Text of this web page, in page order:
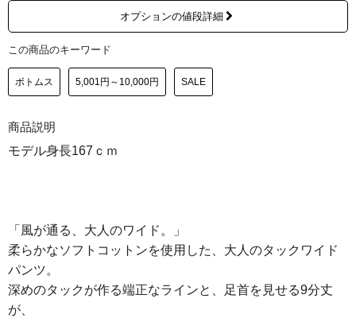
オプションの値段詳細
この商品のキーワード
ボトムス 5,001円～10,000円 SALE
商品説明
モデル身長167ｃｍ
「風が通る、大人のワイド。」
柔らかなソフトコットンを使用した、大人のタックワイド
パンツ。
深めのタックが作る端正なラインと、足首を見せる9分丈
が、